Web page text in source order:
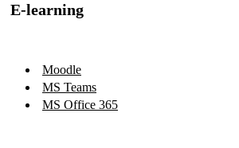
E-learning
Moodle
MS Teams
MS Office 365